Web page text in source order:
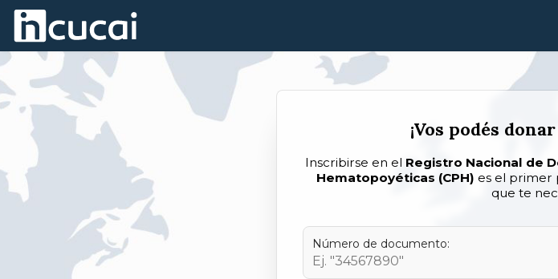
Skip to Main Content
¡Vos podés
Inscribirse en el Registro Nacional de
Hematopoyéticas (CPH) es el primer
que te
Número de documento: